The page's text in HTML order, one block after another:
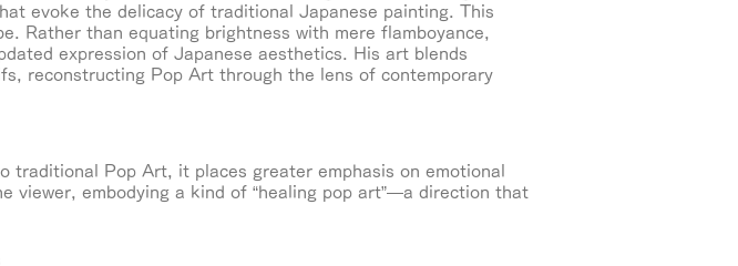
evoke the delicacy of traditional Japanese painting. This
Rather than equating brightness with mere flamboyance,
expression of Japanese aesthetics. His art blends
reconstructing Pop Art through the lens of contemporary
traditional Pop Art, it places greater emphasis on emotional
viewer, embodying a kind of “healing pop art”—a direction that